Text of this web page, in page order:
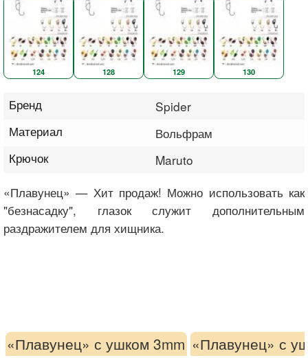
124 128 129 130
Бренд
Spider
Материал
Вольфрам
Крючок
Maruto
«Плавунец» — Хит продаж! Можно использовать как
"безнасадку", глазок служит дополнительным
раздражителем для хищника.
«Плавунец» с ушком 3mm «Плавунец» с